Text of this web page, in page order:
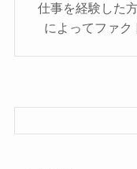
仕事を経験した
によってファク